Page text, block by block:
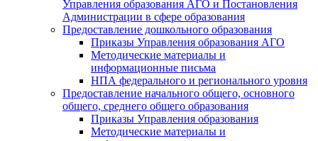
Управления образования АГО и Постановления
Администрации в сфере образования
Предоставление дошкольного образования
Приказы Управления образования АГО
Методические материалы и
информационные письма
НПА федерального и регионального уровня
Предоставление начального общего, основного
общего, среднего общего образования
Приказы Управления образования
Методические материалы и